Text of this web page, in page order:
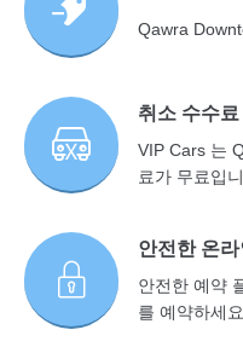
Qawra
취소 수수
VIP Cars 는
료가 무료입
안전한 온
안전한 예약
를 예약하세요